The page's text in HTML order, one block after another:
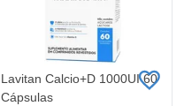
Lavitan Calcio+D 1000UI 60
Cápsulas